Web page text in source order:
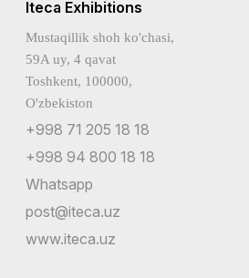
Iteca Exhibitions
Mustaqillik shoh ko'chasi,
59A uy, 4 qavat
Toshkent, 100000,
O'zbekiston
+998 71 205 18 18
+998 94 800 18 18
Whatsapp
post@iteca.uz
www.iteca.uz